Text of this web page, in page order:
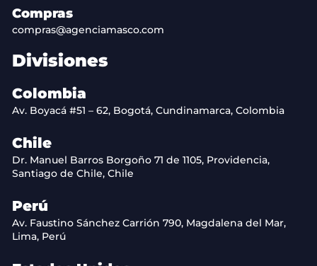
Compras
compras@agenciamasco.com
Divisiones
Colombia
Av. Boyacá #51 – 62, Bogotá, Cundinamarca, Colombia
Chile
Dr. Manuel Barros Borgoño 71 de 1105, Providencia,
Santiago de Chile, Chile
Perú
Av. Faustino Sánchez Carrión 790, Magdalena del Mar,
Lima, Perú